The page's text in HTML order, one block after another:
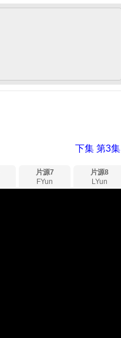
下集 第3集
片源7
FYun
片源8
LYun